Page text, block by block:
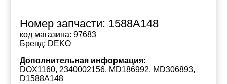
Номер запчасти: 1588A148
код магазина: 97683
Бренд: DEKO
Дополнительная информация:
DOX1160, 2340002156, MD186992, MD306893,
D1588A148